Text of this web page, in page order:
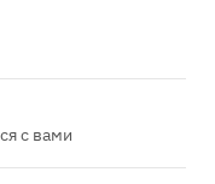
с вами